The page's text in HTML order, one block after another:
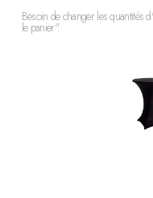
Besoin de changer les
le panier".